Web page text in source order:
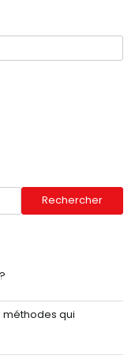
Rechercher
méthodes qui